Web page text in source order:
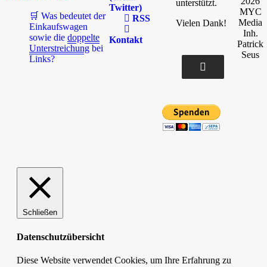
🛒 Was bedeutet der
Einkaufswagen
sowie die doppelte
Unterstreichung bei
Links?
Twitter)
RSS
Kontakt
unterstützt.
Vielen Dank!
MYC
Media
Inh.
Patrick
Seus
Schließen
Datenschutzübersicht
Diese Website verwendet Cookies, um Ihre Erfahrung zu